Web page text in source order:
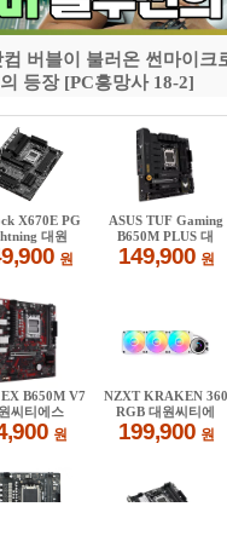
버블이 불러온 썬마이크
등장 [PC흥망사 18-2]